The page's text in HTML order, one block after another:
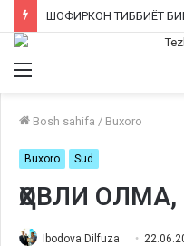
Menu
Bosh sahifa / Buxoro
Buxoro Sud
ҲОВЛИ
Ibodova Dilfuza